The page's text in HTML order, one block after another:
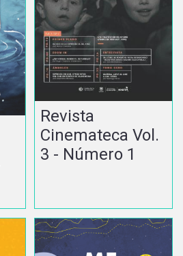
Revista
Cinemateca Vol.
3 - Número 1